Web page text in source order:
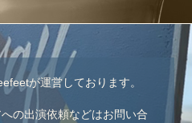
が運営しております。
の出演依頼などはお問い合